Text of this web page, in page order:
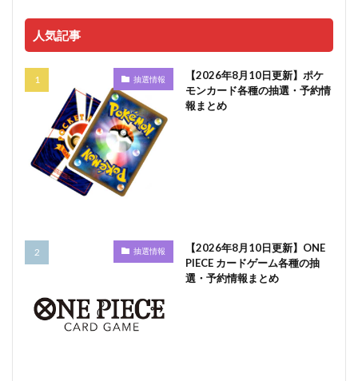
人気記事
抽選情報
【2026年8月10日更新】ポケ
モンカード各種の抽選・予約情
報まとめ
抽選情報
【2026年8月10日更新】ONE
PIECE カードゲーム各種の抽
選・予約情報まとめ